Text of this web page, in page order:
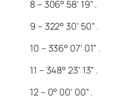
8 – 306° 58’ 19” .
9 – 322° 30’ 50” .
10 – 336° 07’ 01” .
11 – 348° 23’ 13” .
12 – 0° 00’ 00” .